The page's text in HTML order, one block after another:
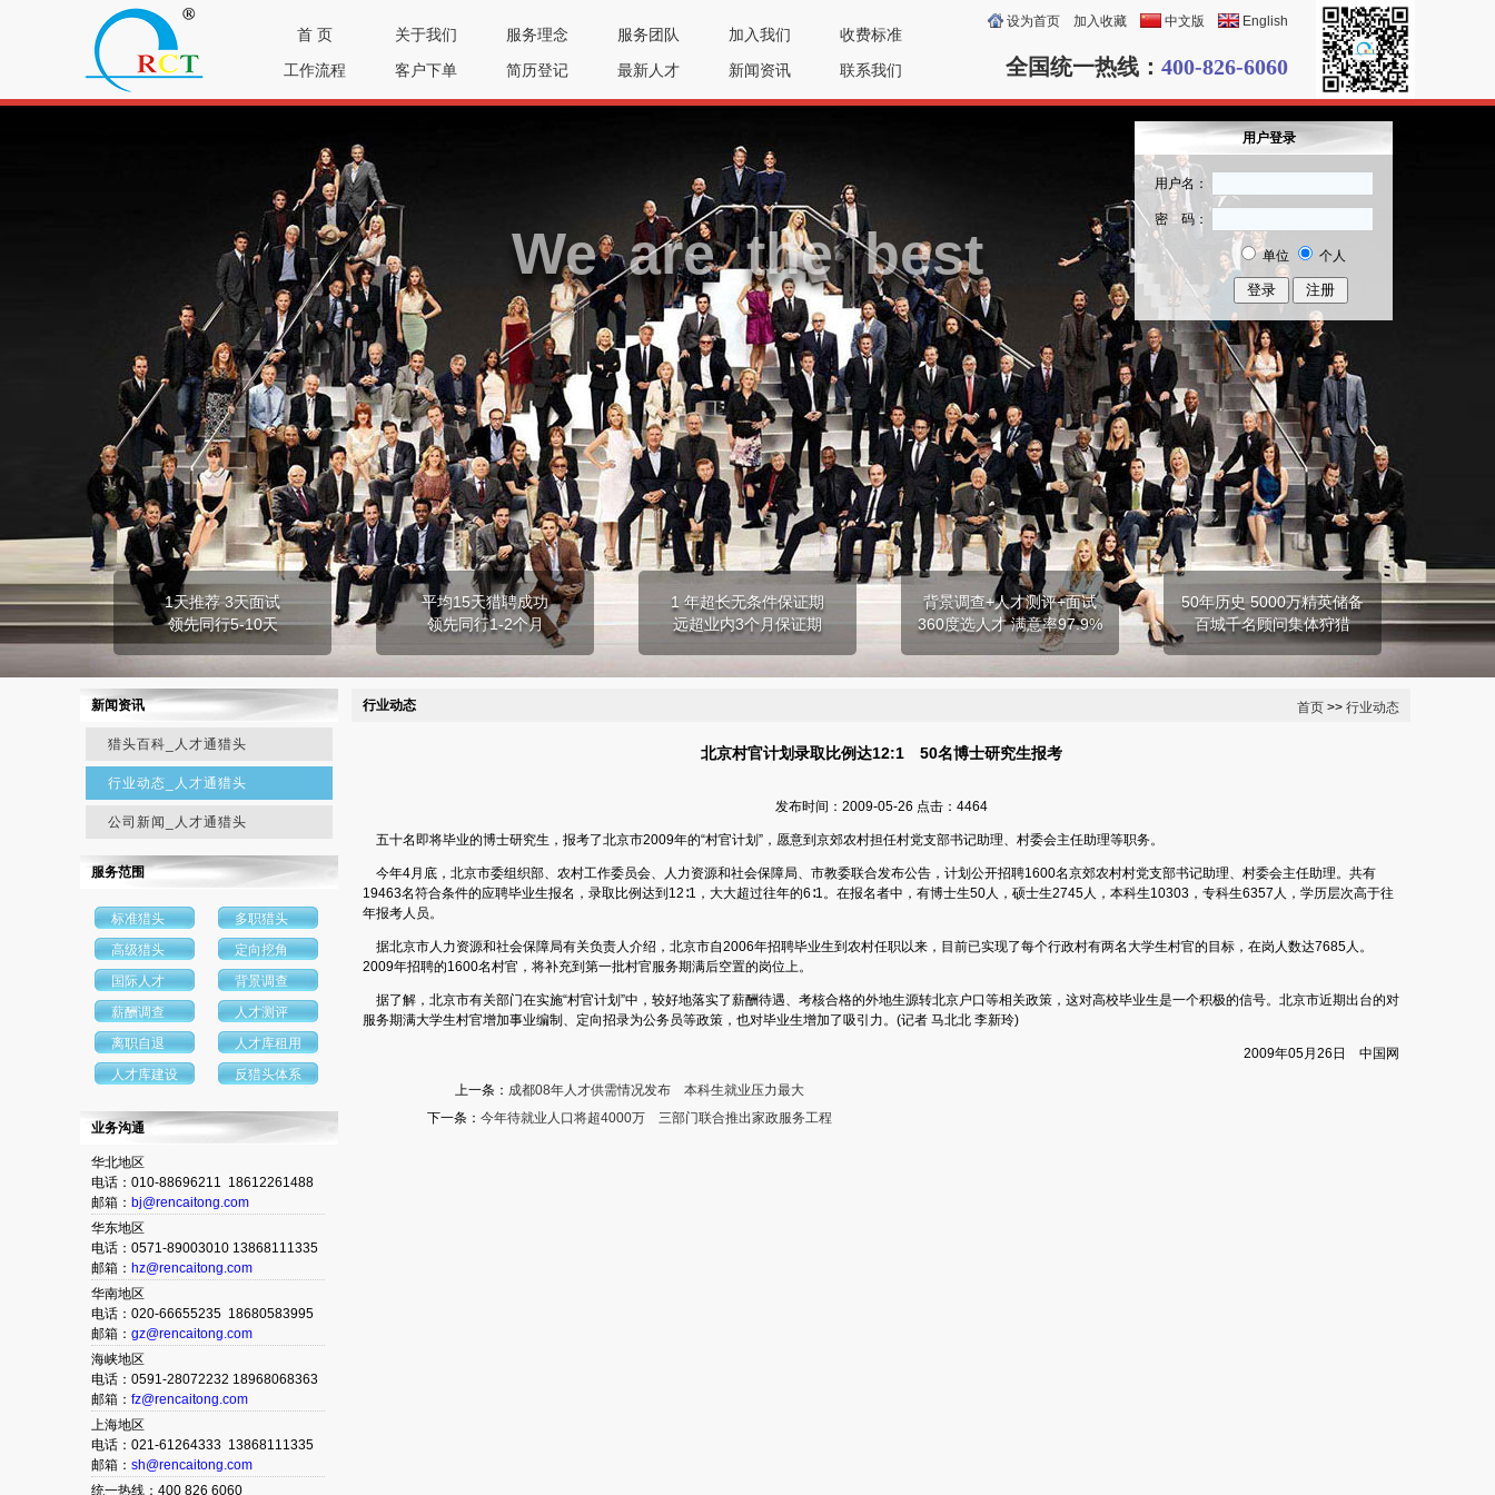
首 页 关于我们 服务理念 服务团队 加入我们
收费标准
工作流程
客户下单 简历登记 最新人才 新闻资讯 联系我们
设为首页 加入收藏 中文版 English
全国统一热线： 400-826-6060
We are the best
用户登录
用户名：
密 码：
单位 个人
1天推荐 3天面试
领先同行5-10天
平均15天猎聘成功
领先同行1-2个月
1 年超长无条件保证期
远超业内3个月保证期
背景调查+人才测评+面试
360度选人才 满意率97.9%
50年历史 5000万精英储备
百城千名顾问集体狩猎
新闻资讯
猎头百科_人才通猎头
行业动态_人才通猎头
公司新闻_人才通猎头
服务范围
标准猎头
多职猎头
高级猎头
定向挖角
国际人才
背景调查
薪酬调查
人才测评
离职自退
人才库租用
人才库建设
反猎头体系
业务沟通
华北地区
电话：010-88696211 18612261488
邮箱： bj@rencaitong.com
华东地区
电话：0571-89003010 13868111335
邮箱： hz@rencaitong.com
华南地区
电话：020-66655235 18680583995
邮箱： gz@rencaitong.com
海峡地区
电话：0591-28072232 18968068363
邮箱： fz@rencaitong.com
上海地区
电话：021-61264333 13868111335
邮箱： sh@rencaitong.com
统一热线：400 826 6060
首页 >> 行业动态
行业动态
北京村官计划录取比例达12:1 50名博士研究生报考
发布时间：2009-05-26 点击：4464
五十名即将毕业的博士研究生，报考了北京市2009年的“村官计划”，愿意到京郊农村担任村党支部书记助理、村委会主任助理等职务。
今年4月底，北京市委组织部、农村工作委员会、人力资源和社会保障局、市教委联合发布公告，计划公开招聘1600名京郊农村村党支部书记助理、村委会主任助理。共有
19463名符合条件的应聘毕业生报名，录取比例达到12∶1，大大超过往年的6∶1。在报名者中，有博士生50人，硕士生2745人，本科生10303，专科生6357人，学历层次高于往
年报考人员。
据北京市人力资源和社会保障局有关负责人介绍，北京市自2006年招聘毕业生到农村任职以来，目前已实现了每个行政村有两名大学生村官的目标，在岗人数达7685人。
2009年招聘的1600名村官，将补充到第一批村官服务期满后空置的岗位上。
据了解，北京市有关部门在实施“村官计划”中，较好地落实了薪酬待遇、考核合格的外地生源转北京户口等相关政策，这对高校毕业生是一个积极的信号。北京市近期出台的对
服务期满大学生村官增加事业编制、定向招录为公务员等政策，也对毕业生增加了吸引力。(记者 马北北 李新玲)
2009年05月26日 中国网
上一条： 成都08年人才供需情况发布 本科生就业压力最大
下一条： 今年待就业人口将超4000万 三部门联合推出家政服务工程